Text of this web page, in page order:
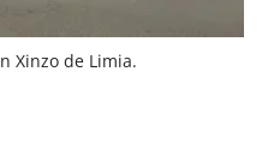
Xinzo de Limia.